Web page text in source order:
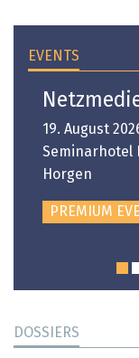
EVENTS
19. August
Seminarhotel
Horgen
PREMIUM
DOSSIERS